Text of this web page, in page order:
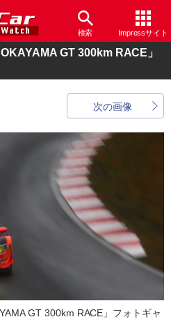
検索 Impressサイト
GT 300km RACE」
次の画像
GT 300km RACE」フォトギャ